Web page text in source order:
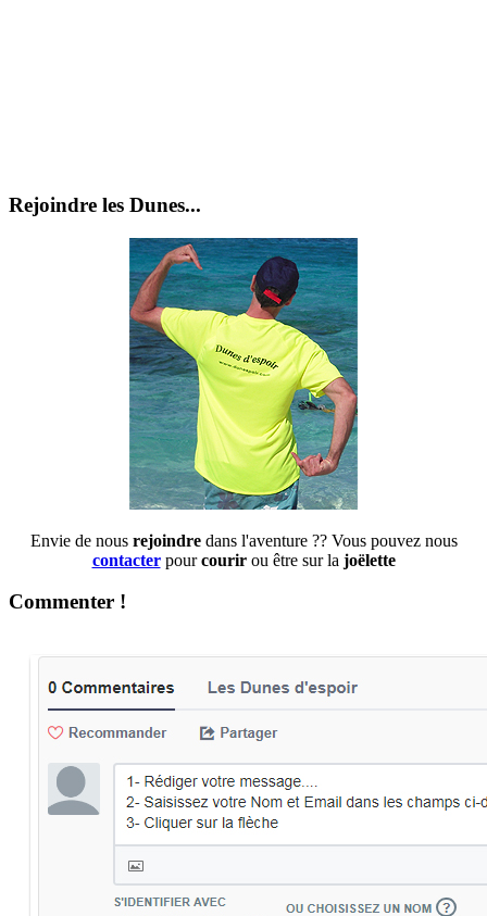
Rejoindre les Dunes...
Envie de nous rejoindre dans l'aventure ?? Vous pouvez nous
contacterpourcourir ou être sur la joëlette
Commenter !